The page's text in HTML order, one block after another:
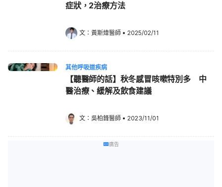
症狀，2治療方法
文： 黃斯煒醫師 • 2025/02/11
其他呼吸道疾病
【聽醫師的話】秋冬感冒咳嗽特別多 中
醫治療、緩解及飲食建議
文： 吳柏鋒醫師 • 2023/11/01
廣告